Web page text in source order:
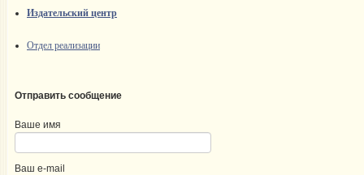
Издательский центр
Отдел реализации
Отправить сообщение
Ваше имя
Ваш e-mail